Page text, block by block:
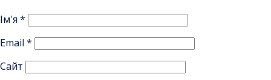
Ім'я *
Email *
Сайт